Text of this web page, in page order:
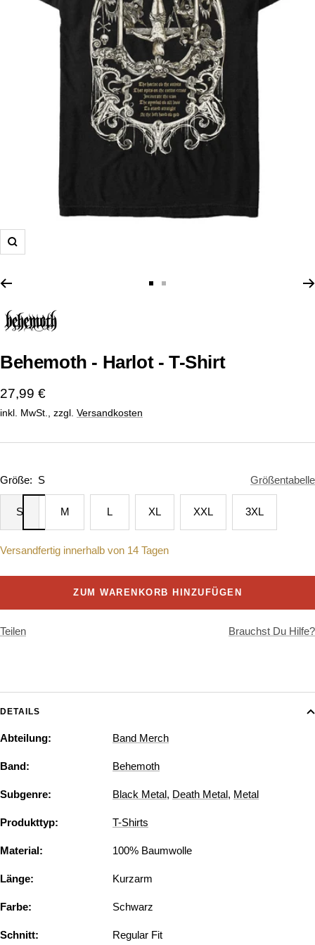
Zoom
Behemoth - Harlot - T-Shirt
Angebotspreis
27,99 €
inkl. MwSt., zzgl. Versandkosten
Größe: S Größentabelle
S M L XL XXL 3XL
Versandfertig innerhalb von 14 Tagen
ZUM WARENKORB HINZUFÜGEN
Teilen Brauchst Du Hilfe?
DETAILS
Abteilung: Band Merch
Band: Behemoth
Subgenre: Black Metal, Death Metal, Metal
Produkttyp: T-Shirts
Material: 100% Baumwolle
Länge: Kurzarm
Farbe: Schwarz
Schnitt: Regular Fit